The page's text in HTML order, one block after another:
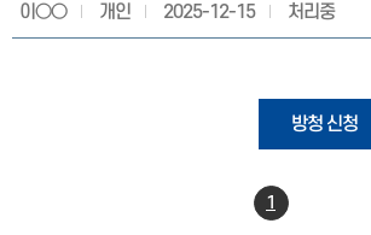
이○○ 개인 2025-12-15 처리중
방청 신청
1